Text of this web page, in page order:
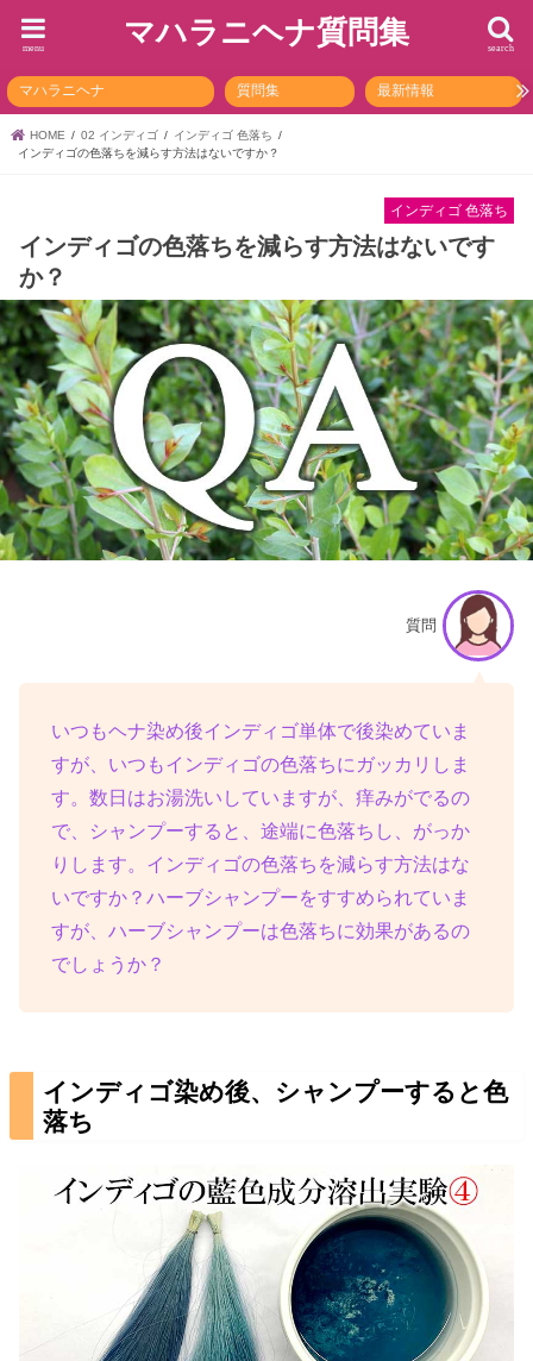
マハラニヘナ質問集 search
menu
マハラニヘナ 質問集 最新情報
HOME 02 インディゴ
インディゴ 色落ち
インディゴの色落ちを減らす方法はないですか？
インディゴ 色落ち
インディゴの色落ちを減らす方法はないです
か？
質問
いつもヘナ染め後インディゴ単体で後染めていま
すが、いつもインディゴの色落ちにガッカリしま
す。数日はお湯洗いしていますが、痒みがでるの
で、シャンプーすると、途端に色落ちし、がっか
りします。インディゴの色落ちを減らす方法はな
いですか？ハーブシャンプーをすすめられていま
すが、ハーブシャンプーは色落ちに効果があるの
でしょうか？
インディゴ染め後、シャンプーすると色
落ち